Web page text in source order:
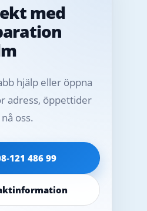
med
hjälp eller öppna
adress, öppettider
oss.
486 99